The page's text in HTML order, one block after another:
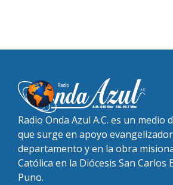
Radio Onda Azul A.C. es un medio
que surge en apoyo
departamento y en la obra
Católica en la Diócesis San Carlos
Puno.